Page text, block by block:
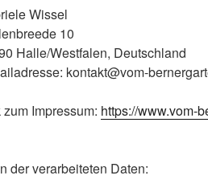
Wissel
10
Halle/Westfalen, Deutschland
kontakt@vom-
zum Impressum: https://www.vom-
der verarbeiteten Daten: